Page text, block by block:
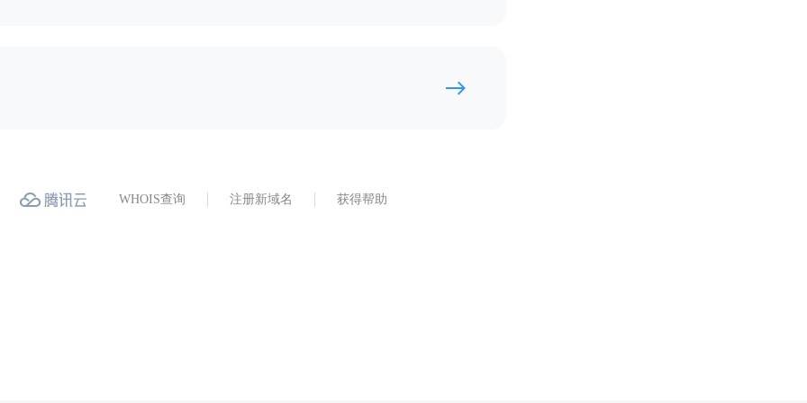
WHOIS查询 注册新域名 获得帮助